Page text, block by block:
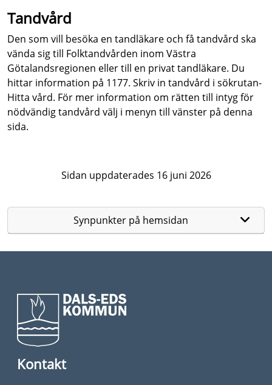
Tandvård
Den som vill besöka en tandläkare och få tandvård ska
vända sig till Folktandvården inom Västra
Götalandsregionen eller till en privat tandläkare. Du
hittar information på 1177. Skriv in tandvård i sökrutan-
Hitta vård. För mer information om rätten till intyg för
nödvändig tandvård välj i menyn till vänster på denna
sida.
Sidan uppdaterades 16 juni 2026
Synpunkter på hemsidan
Kontakt